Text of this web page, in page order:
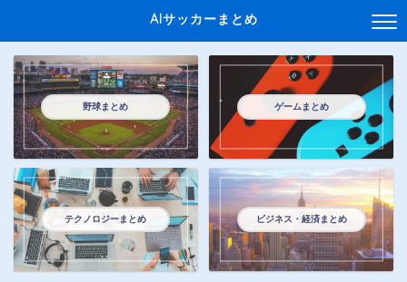
AIサッカーまとめ
野球まとめ ゲームまとめ
テクノロジーまとめ ビジネス・経済まとめ